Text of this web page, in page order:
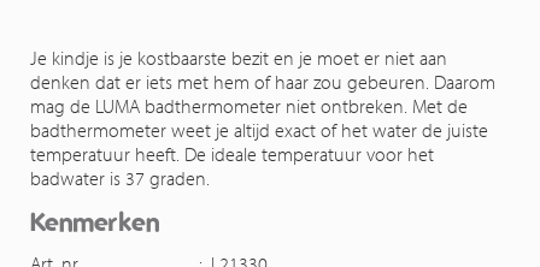
Je kindje is je kostbaarste bezit en je moet er niet aan
denken dat er iets met hem of haar zou gebeuren. Daarom
mag de LUMA badthermometer niet ontbreken. Met de
badthermometer weet je altijd exact of het water de juiste
temperatuur heeft. De ideale temperatuur voor het
badwater is 37 graden.
Kenmerken